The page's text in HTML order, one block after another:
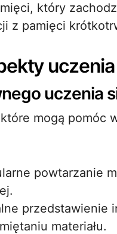
który
z pamięci
uczenia
mogą pomóc
powtarzanie
przedstawienie
materiału.